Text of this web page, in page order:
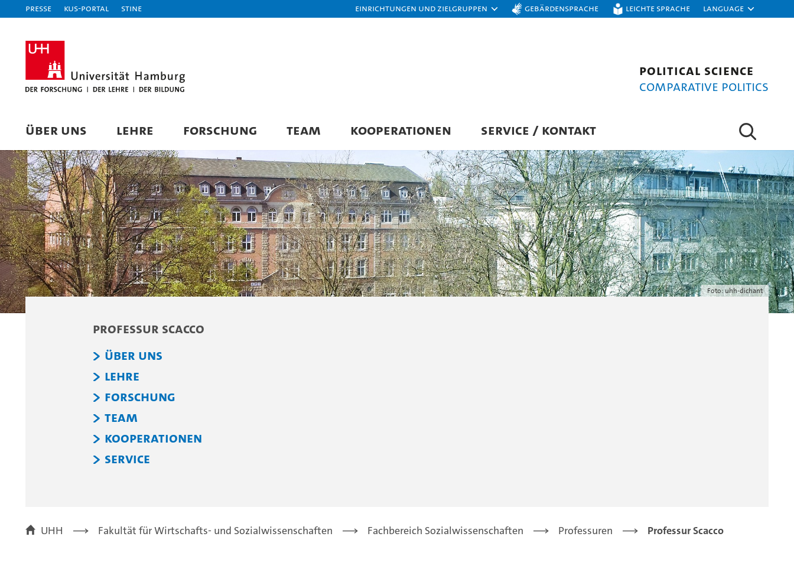
Presse KUS-Portal STiNE Einrichtungen und Zielgruppen Gebärdensprache Leichte Sprache Language
Political Science
Comparative Politics
ÜBER UNS LEHRE FORSCHUNG TEAM KOOPERATIONEN SERVICE / KONTAKT
Foto: uhh-dichant
Professur Scacco
Über uns
Lehre
Forschung
Team
Kooperationen
Service
UHH Fakultät für Wirtschafts- und Sozialwissenschaften Fachbereich Sozialwissenschaften Professuren Professur Scacco